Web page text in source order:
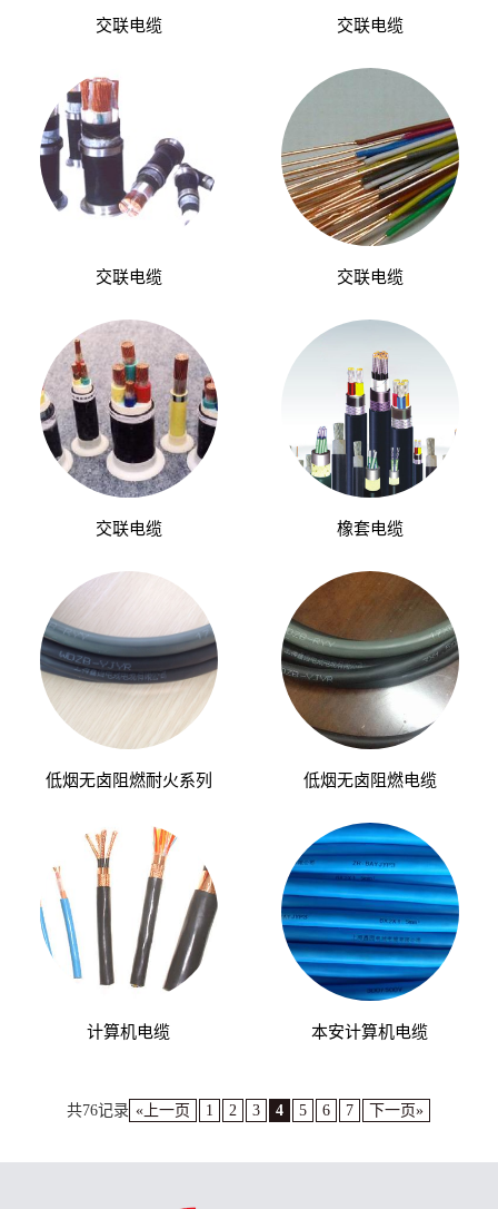
交联电缆 交联电缆
交联电缆 交联电缆
交联电缆 橡套电缆
低烟无卤阻燃耐火系列 低烟无卤阻燃电缆
计算机电缆 本安计算机电缆
共76记录 «上一页 1 2 3 4 5 6 7 下一页»